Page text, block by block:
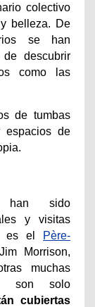
colectivo
belleza. De
se han
descubrir
como las
de tumbas
espacios de
han sido
y visitas
es el
Père-
Morrison,
muchas
son solo
cubiertas